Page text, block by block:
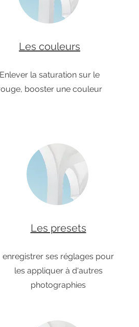
Les couleurs
Enlever la saturation sur le
booster une couleur
Les presets
enregistrer ses réglages pour
les appliquer à d'autres
photographies